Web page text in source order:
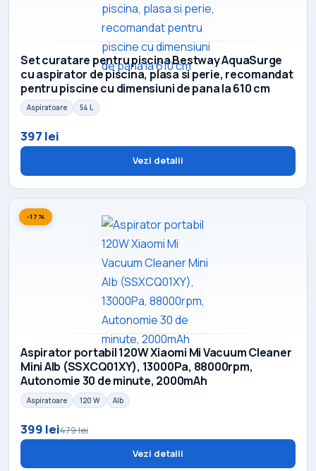
Set curatare pentru piscina Bestway AquaSurge
cu aspirator de piscina, plasa si perie, recomandat
pentru piscine cu dimensiuni de pana la 610 cm
Aspiratoare 54 L
397 lei
Vezi detalii
-17%
Aspirator portabil 120W Xiaomi Mi Vacuum Cleaner
Mini Alb (SSXCQ01XY), 13000Pa, 88000rpm,
Autonomie 30 de minute, 2000mAh
Aspiratoare 120 W Alb
399 lei479 lei
Vezi detalii